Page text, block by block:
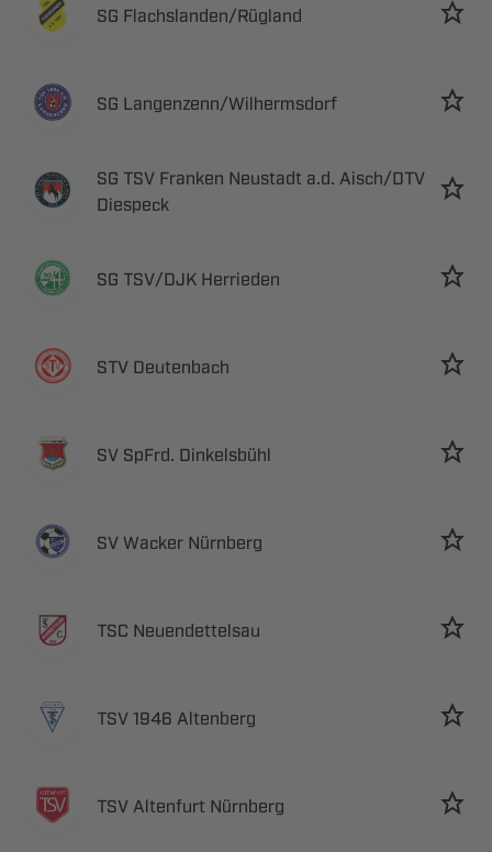
 ​
 ​
     ​

 ​ 
 
  
  
 
  
  